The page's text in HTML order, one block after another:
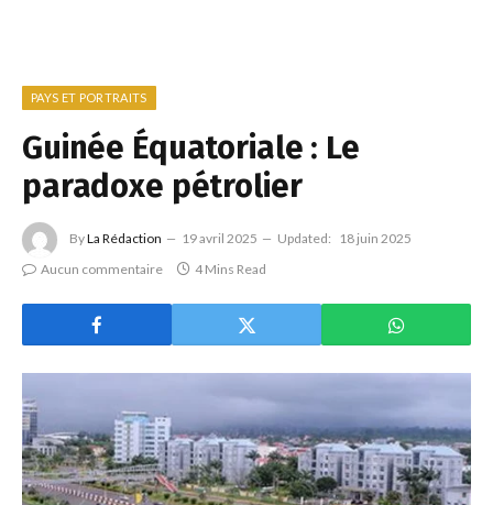
PAYS ET PORTRAITS
Guinée Équatoriale : Le
paradoxe pétrolier
ByLa Rédaction 19 avril 2025 Updated:
18 juin 2025
Aucun commentaire
4 Mins Read